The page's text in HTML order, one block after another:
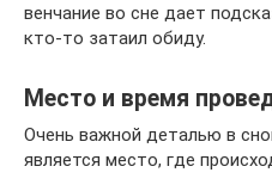
венчание во сне дает
кто-то затаил обиду.
Место и время
Очень важной деталью в
является место, где